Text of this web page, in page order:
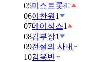
05미스트롯41
06이찬원 1
07데이식스1
08김부장1
09전설의 사내
10김용빈